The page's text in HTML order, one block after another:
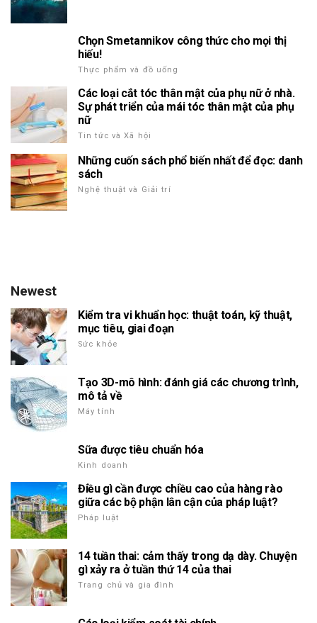
Chọn Smetannikov công thức cho mọi thị
hiếu!
Thực phẩm và đồ uống
Các loại cắt tóc thân mật của phụ nữ ở nhà.
Sự phát triển của mái tóc thân mật của phụ
nữ
Tin tức và Xã hội
Những cuốn sách phổ biến nhất để đọc: danh
sách
Nghệ thuật và Giải trí
Newest
Kiểm tra vi khuẩn học: thuật toán, kỹ thuật,
mục tiêu, giai đoạn
Sức khỏe
Tạo 3D-mô hình: đánh giá các chương trình,
mô tả về
Máy tính
Sữa được tiêu chuẩn hóa
Kinh doanh
Điều gì cần được chiều cao của hàng rào
giữa các bộ phận lân cận của pháp luật?
Pháp luật
14 tuần thai: cảm thấy trong dạ dày. Chuyện
gì xảy ra ở tuần thứ 14 của thai
Trang chủ và gia đình